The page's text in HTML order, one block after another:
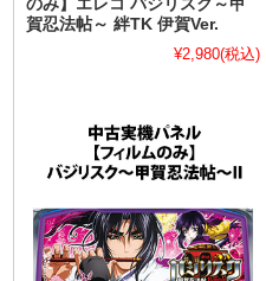
のみ】エレコ バジリスク～甲
賀忍法帖～ 絆TK 伊賀Ver.
¥2,980(税込)